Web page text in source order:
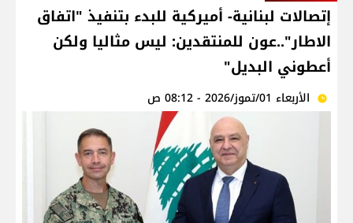
إتصالات لبنانية- أميركية للبدء بتنفيذ "اتفاق
الاطار"..عون للمنتقدين: ليس مثاليا ولكن
أعطوني البديل"
الأربعاء 01/تموز/2026 - 08:12 ص